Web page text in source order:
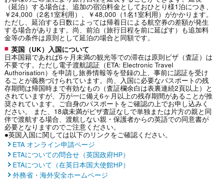
（延泊）する場合は、追加の宿泊料金としておひとり様1泊につき、
￥24,000（2名1室利用）、￥48,000（1名1室利用）がかかります。
ただし、延泊する日数によっては帰着日による航空券の差額が発生
する場合があります。尚、前泊（旅行日程を前に延ばす）も追加料
金等の条件は原則として延泊の場合と同額です。
英国（UK）入国について
日本国籍であれば6ヶ月未満の観光等での滞在は原則ビザ（査証）は
不要です。ただし電子渡航認証（ETA: Electronic Travel
Authorisation）を申請し旅券情報等を登録の上、事前に認証を受け
ることが義務づけられています。尚、入国に必要なパスポートの残
存期間は帰国時まで有効なもの（査証欄余白は表裏連続2頁以上）と
されていますが、万が一に備え6ヶ月以上の残存期間があることが推
奨されています。ご自身のパスポートをご確認の上でお申し込みく
ださい。 また、18歳未満がビザ査証なしで単独または片方の親と同
伴で渡航する場合、渡航しない親・保護者からの英語での同意書が
必要となりますのでご注意ください。
●英国入国に関しては以下のリンクをご確認ください。
ETA オンライン申請ページ
ETAについての問合せ（英国政府HP）
ETAについて（在英日本国大使館HP）
外務省・海外安全ホームページ